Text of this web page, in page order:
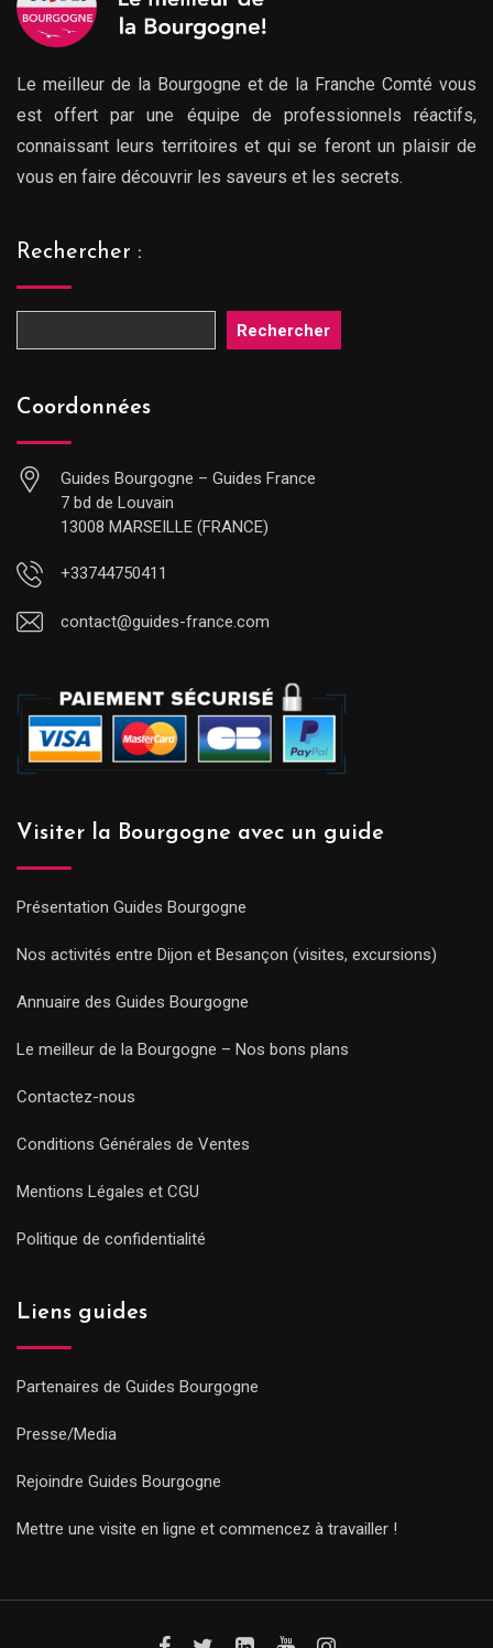
Le meilleur de la Bourgogne et de la Franche Comté vous
est offert par une équipe de professionnels réactifs,
connaissant leurs territoires et qui se feront un plaisir de
vous en faire découvrir les saveurs et les secrets.
Rechercher :
Rechercher
Coordonnées
Guides Bourgogne – Guides France
7 bd de Louvain
13008 MARSEILLE (FRANCE)
+33744750411
contact@guides-france.com
Visiter la Bourgogne avec un guide
Présentation Guides Bourgogne
Nos activités entre Dijon et Besançon (visites, excursions)
Annuaire des Guides Bourgogne
Le meilleur de la Bourgogne – Nos bons plans
Contactez-nous
Conditions Générales de Ventes
Mentions Légales et CGU
Politique de confidentialité
Liens guides
Partenaires de Guides Bourgogne
Presse/Media
Rejoindre Guides Bourgogne
Mettre une visite en ligne et commencez à travailler !